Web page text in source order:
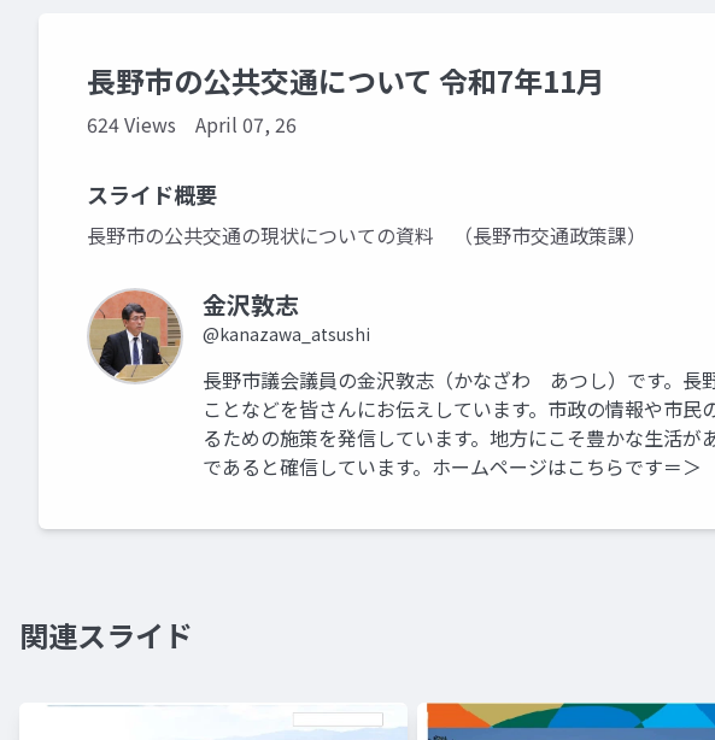
長野市の公共交通について 令和7年11月
624 Views April 07, 26
スライド概要
長野市の公共交通の現状についての資料 （長野市交通政策課）
金沢敦志
@kanazawa_atsushi
長野市議会議員の金沢敦志（かなざわ あつし）です。長
ことなどを皆さんにお伝えしています。市政の情報や市
るための施策を発信しています。地方にこそ豊かな生活
であると確信しています。ホームページはこちらです＝
関連スライド